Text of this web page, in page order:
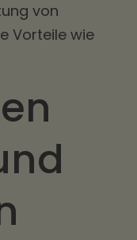
von
Vorteile wie